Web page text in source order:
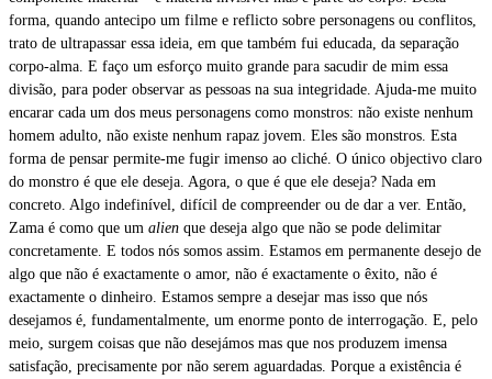
forma, quando antecipo um filme e reflicto sobre personagens ou conflitos,
trato de ultrapassar essa ideia, em que também fui educada, da separação
corpo-alma. E faço um esforço muito grande para sacudir de mim essa
divisão, para poder observar as pessoas na sua integridade. Ajuda-me muito
encarar cada um dos meus personagens como monstros: não existe nenhum
homem adulto, não existe nenhum rapaz jovem. Eles são monstros. Esta
forma de pensar permite-me fugir imenso ao cliché. O único objectivo claro
do monstro é que ele deseja. Agora, o que é que ele deseja? Nada em
concreto. Algo indefinível, difícil de compreender ou de dar a ver. Então,
Zama é como que um alien que deseja algo que não se pode delimitar
concretamente. E todos nós somos assim. Estamos em permanente desejo de
algo que não é exactamente o amor, não é exactamente o êxito, não é
exactamente o dinheiro. Estamos sempre a desejar mas isso que nós
desejamos é, fundamentalmente, um enorme ponto de interrogação. E, pelo
meio, surgem coisas que não desejámos mas que nos produzem imensa
satisfação, precisamente por não serem aguardadas. Porque a existência é